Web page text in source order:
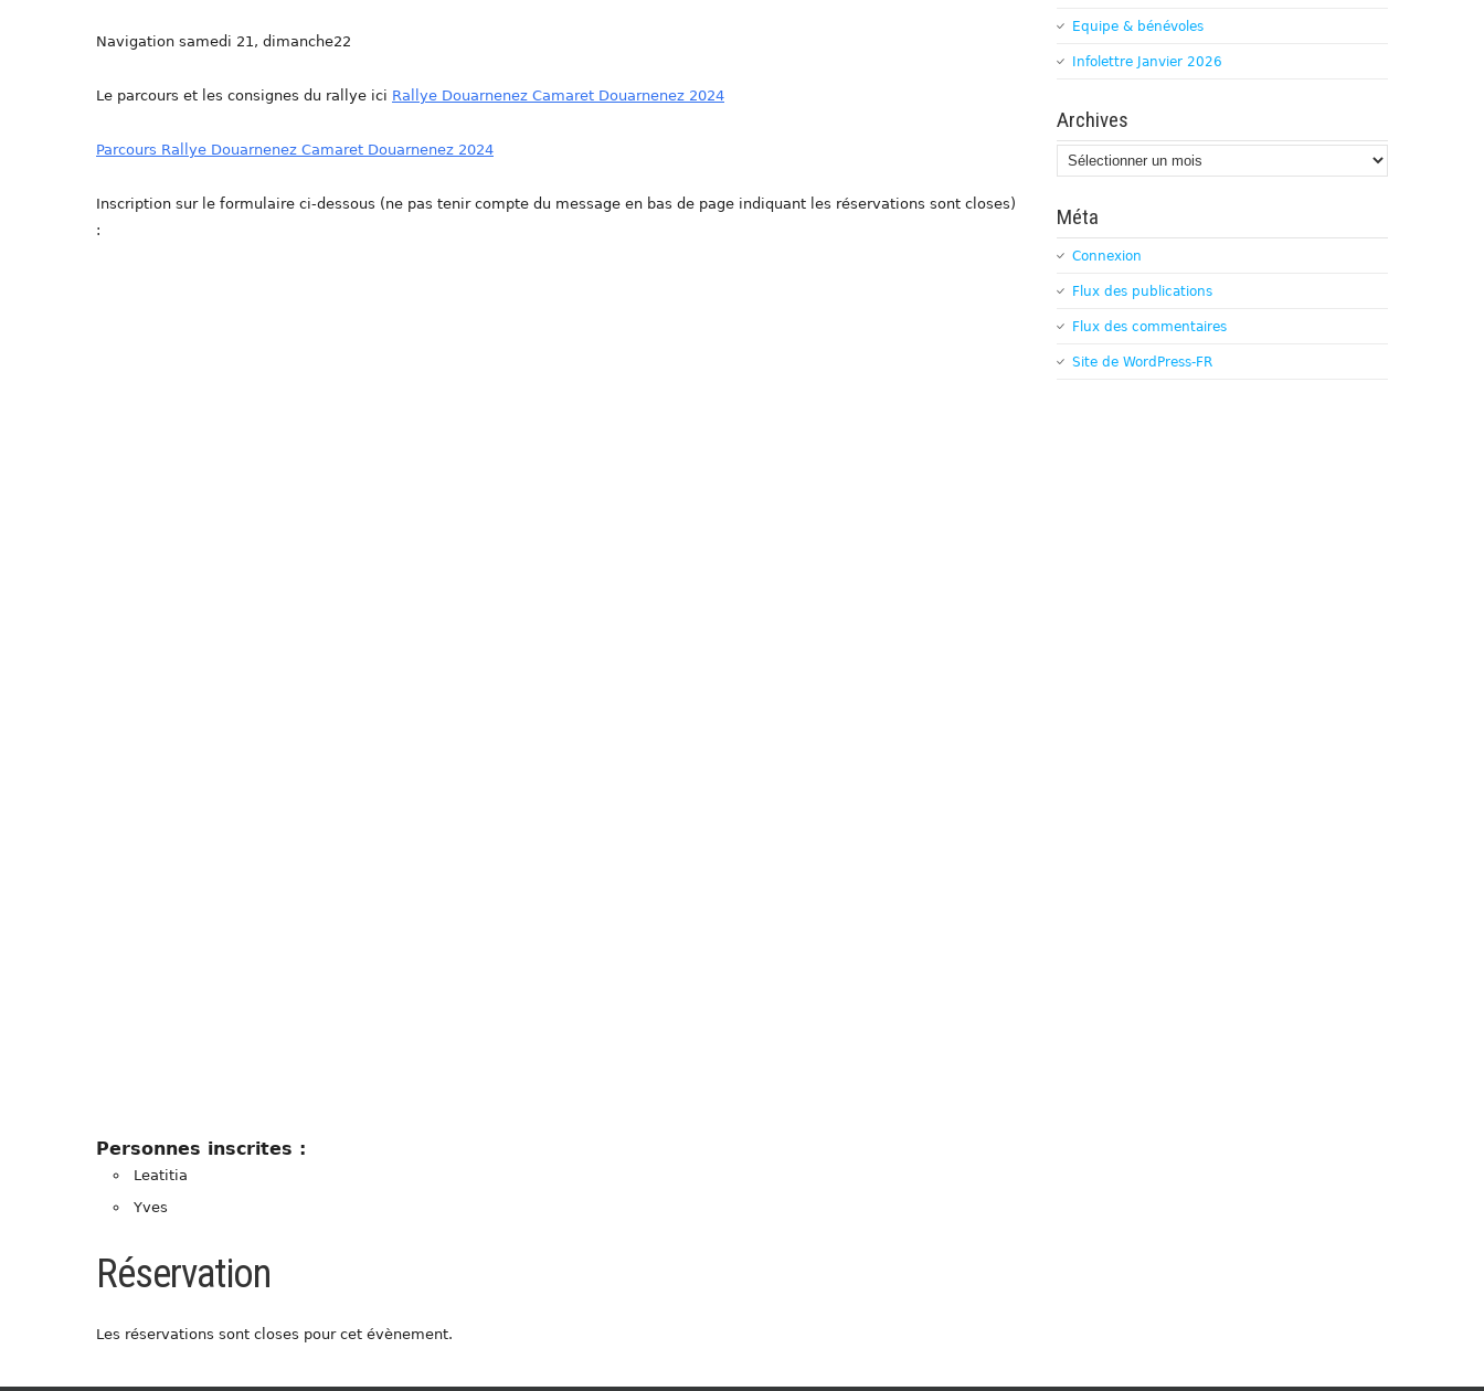
Navigation samedi 21, dimanche22
Le parcours et les consignes du rallye ici Rallye Douarnenez Camaret Douarnenez 2024
Parcours Rallye Douarnenez Camaret Douarnenez 2024
Inscription sur le formulaire ci-dessous (ne pas tenir compte du message en bas de page indiquant les réservations sont closes)
:
Personnes inscrites :
Leatitia
Yves
Réservation
Les réservations sont closes pour cet évènement.
Equipe & bénévoles
Infolettre Janvier 2026
Archives
Archives
Méta
Connexion
Flux des publications
Flux des commentaires
Site de WordPress-FR